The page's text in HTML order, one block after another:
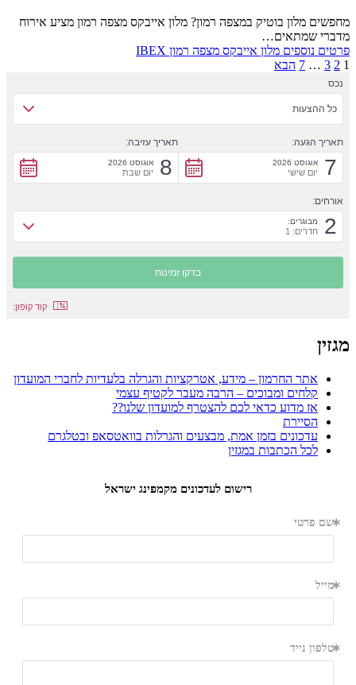
מחפשים מלון בוטיק במצפה רמון? מלון אייבקס מצפה רמון מציע אירוח
מדברי שמתאים…
פרטים נוספים מלון אייבקס מצפה רמון IBEX
1
2
3
…
7 הבא
נכס
כל ההצעות
תאריך הגעה:
7 אוגוסט 2026
יום שישי
תאריך עזיבה:
8 אוגוסט 2026
יום שבת
אורחים:
2 מבוגרים:
חדרים: 1
קוד קופון:
מגזין
אתר החרמון – מידע, אטרקציות והגרלה בלעדיות לחברי המועדון
קלחים ומבוכים – הרבה מעבר לקטיף עצמי
אז מדוע כדאי לכם להצטרף למועדון שלנו??
הסיירת
עדכונים בזמן אמת, מבצעים והגרלות בוואטסאפ ובטלגרם
לכל הכתבות במגזין